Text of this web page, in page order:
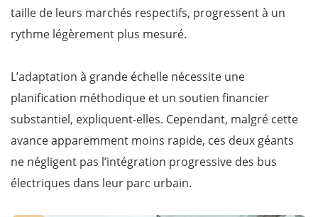
taille de leurs marchés respectifs, progressent à un
rythme légèrement plus mesuré.
L’adaptation à grande échelle nécessite une
planification méthodique et un soutien financier
substantiel, expliquent-elles. Cependant, malgré cette
avance apparemment moins rapide, ces deux géants
ne négligent pas l’intégration progressive des bus
électriques dans leur parc urbain.